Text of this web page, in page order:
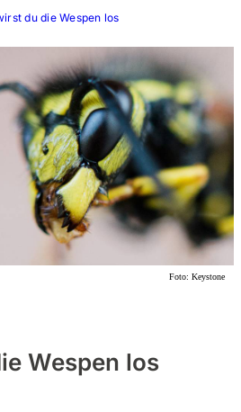
du die Wespen los
Foto: Keystone
Wespen los